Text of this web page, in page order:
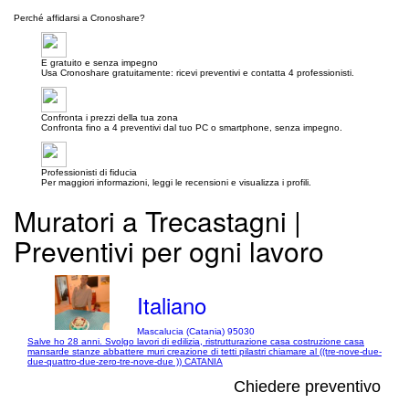
Perché affidarsi a Cronoshare?
E gratuito e senza impegno
Usa Cronoshare gratuitamente: ricevi preventivi e contatta 4 professionisti.
Confronta i prezzi della tua zona
Confronta fino a 4 preventivi dal tuo PC o smartphone, senza impegno.
Professionisti di fiducia
Per maggiori informazioni, leggi le recensioni e visualizza i profili.
Muratori a Trecastagni |
Preventivi per ogni lavoro
Italiano
Mascalucia (Catania) 95030
Salve ho 28 anni. Svolgo lavori di edilizia, ristrutturazione casa costruzione casa
mansarde stanze abbattere muri creazione di tetti pilastri chiamare al ((tre-nove-due-
due-quattro-due-zero-tre-nove-due )) CATANIA
Chiedere preventivo